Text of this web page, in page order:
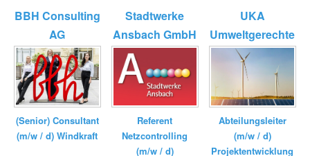
BBH Consulting
AG
(Senior) Consultant
(m/w / d) Windkraft
Stadtwerke
Ansbach GmbH
Referent
Netzcontrolling
(m/w / d)
UKA
Umweltgerechte
Kraftanlagen
GmbH ...
Abteilungsleiter
(m/w / d)
Projektentwicklung